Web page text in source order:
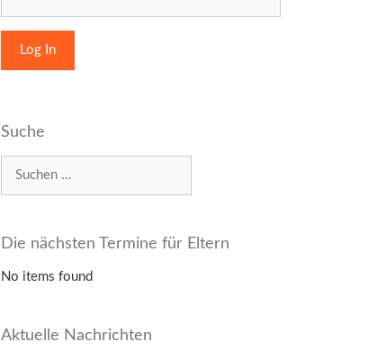
Suche
Die nächsten Termine für Eltern
No items found
Aktuelle Nachrichten